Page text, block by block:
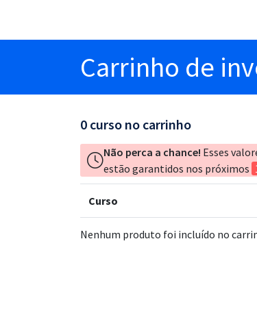
Carrinho de
0 curso no carrinho
Não perca a chance! Esses
estão garantidos nos próximos
Curso
Nenhum produto foi incluído no